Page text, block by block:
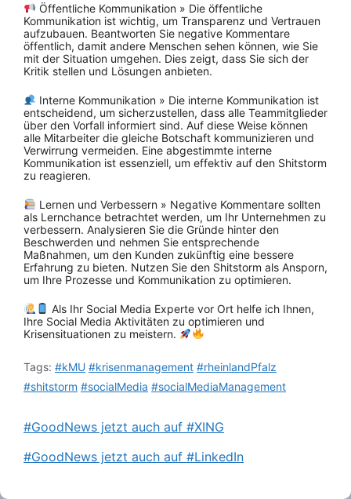
Öffentliche Kommunikation » Die öffentliche
Kommunikation ist wichtig, um Transparenz und Vertrauen
aufzubauen. Beantworten Sie negative Kommentare
öffentlich, damit andere Menschen sehen können, wie Sie
mit der Situation umgehen. Dies zeigt, dass Sie sich der
Kritik stellen und Lösungen anbieten.
Interne Kommunikation » Die interne Kommunikation ist
entscheidend, um sicherzustellen, dass alle Teammitglieder
über den Vorfall informiert sind. Auf diese Weise können
alle Mitarbeiter die gleiche Botschaft kommunizieren und
Verwirrung vermeiden. Eine abgestimmte interne
Kommunikation ist essenziell, um effektiv auf den Shitstorm
zu reagieren.
Lernen und Verbessern » Negative Kommentare sollten
als Lernchance betrachtet werden, um Ihr Unternehmen zu
verbessern. Analysieren Sie die Gründe hinter den
Beschwerden und nehmen Sie entsprechende
Maßnahmen, um den Kunden zukünftig eine bessere
Erfahrung zu bieten. Nutzen Sie den Shitstorm als Ansporn,
um Ihre Prozesse und Kommunikation zu optimieren.
Als Ihr Social Media Experte vor Ort helfe ich Ihnen,
Ihre Social Media Aktivitäten zu optimieren und
Krisensituationen zu meistern.
Tags: #kMU #krisenmanagement #rheinlandPfalz
#shitstorm #socialMedia #socialMediaManagement
#GoodNews jetzt auch auf #XING
#GoodNews jetzt auch auf #LinkedIn